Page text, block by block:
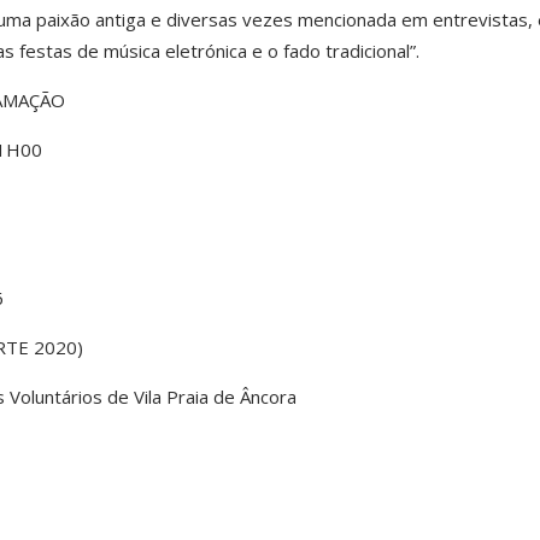
paixão antiga e diversas vezes mencionada em entrevistas,
festas de música eletrónica e o fado tradicional”.
2020)
de Vila Praia de Âncora